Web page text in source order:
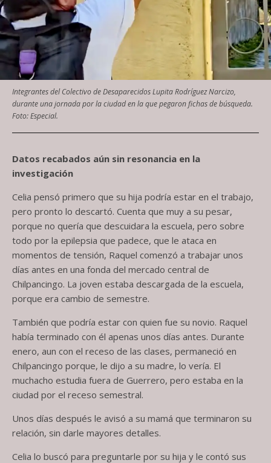
Integrantes del Colectivo de Desaparecidos Lupita Rodríguez Narcizo,
durante una jornada por la ciudad en la que pegaron fichas de búsqueda.
Foto: Especial.
Datos recabados aún sin resonancia en la
investigación
Celia pensó primero que su hija podría estar en el trabajo,
pero pronto lo descartó. Cuenta que muy a su pesar,
porque no quería que descuidara la escuela, pero sobre
todo por la epilepsia que padece, que le ataca en
momentos de tensión, Raquel comenzó a trabajar unos
días antes en una fonda del mercado central de
Chilpancingo. La joven estaba descargada de la escuela,
porque era cambio de semestre.
También que podría estar con quien fue su novio. Raquel
había terminado con él apenas unos días antes. Durante
enero, aun con el receso de las clases, permaneció en
Chilpancingo porque, le dijo a su madre, lo vería. El
muchacho estudia fuera de Guerrero, pero estaba en la
ciudad por el receso semestral.
Unos días después le avisó a su mamá que terminaron su
relación, sin darle mayores detalles.
Celia lo buscó para preguntarle por su hija y le contó sus